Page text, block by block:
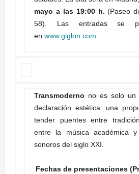
mayo a las 19:00 h. (Paseo
58). Las entradas se
en www.giglon.com
Transmoderno no es solo un
declaración estética: una
tender puentes entre
entre la música académica
sonoros del siglo XXI.
Fechas de presentaciones